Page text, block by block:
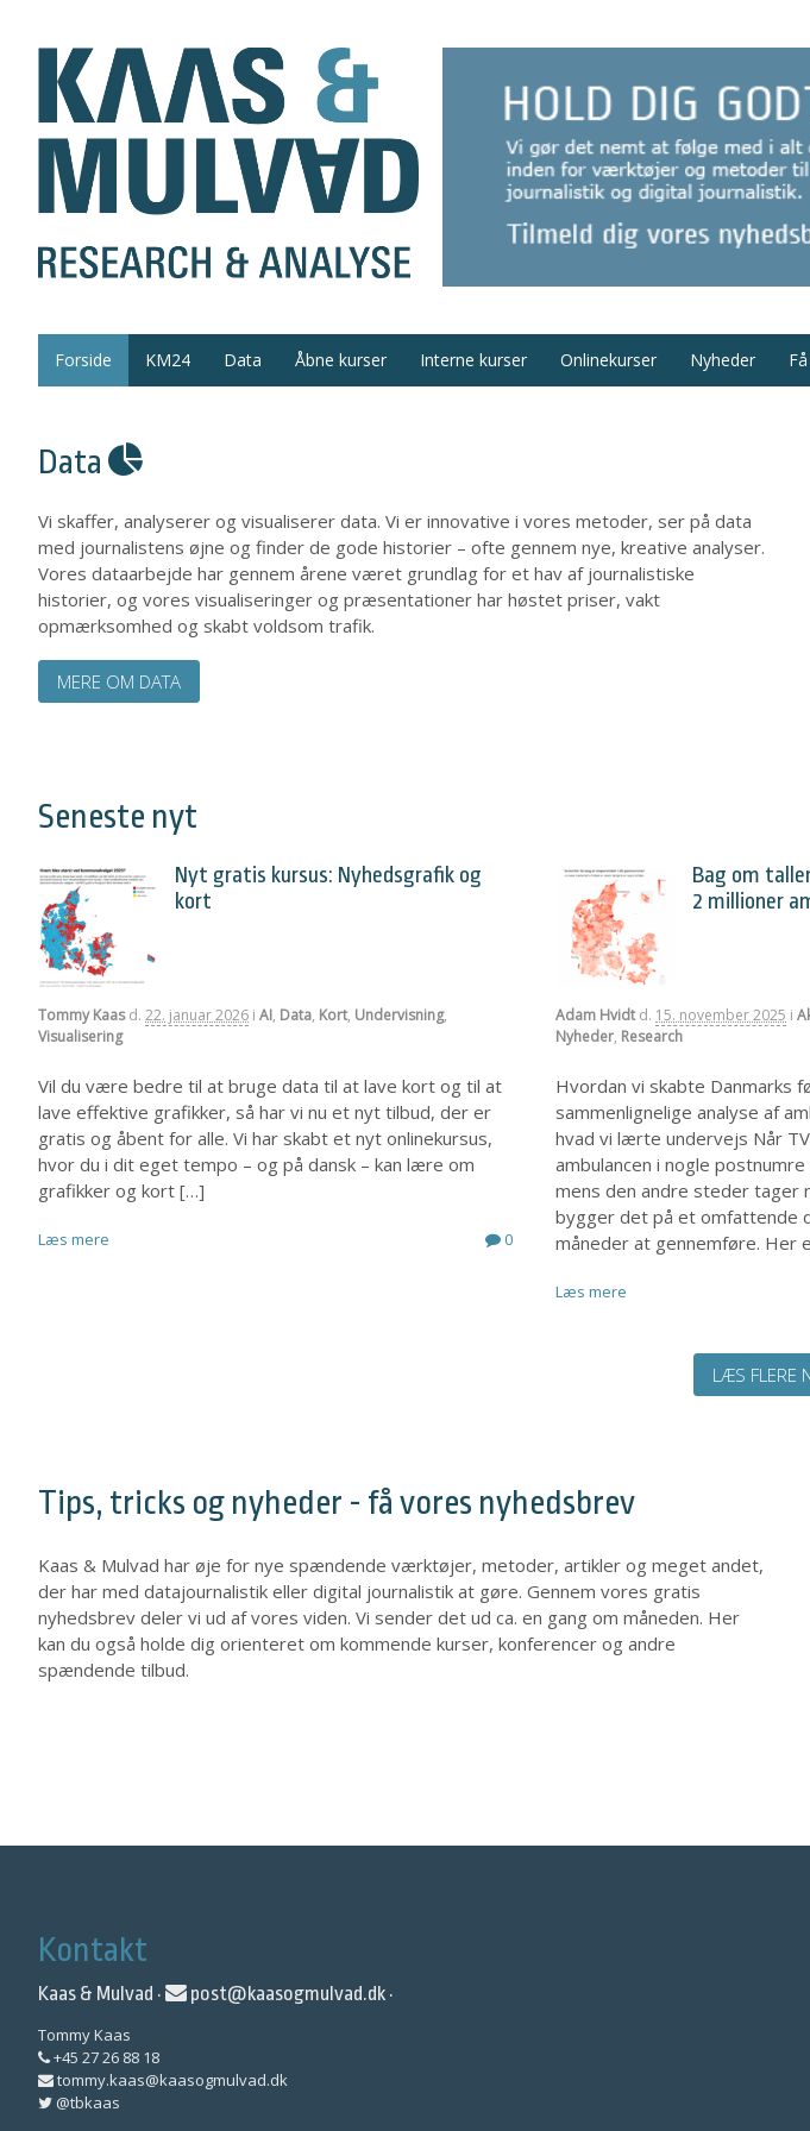
Forside KM24 Data Åbne kurser Interne kurser Onlinekurser Nyheder
Data
Vi skaffer, analyserer og visualiserer data. Vi er innovative i vores metoder, ser på data
med journalistens øjne og finder de gode historier – ofte gennem nye, kreative analyser.
Vores dataarbejde har gennem årene været grundlag for et hav af journalistiske
historier, og vores visualiseringer og præsentationer har høstet priser, vakt
opmærksomhed og skabt voldsom trafik.
MERE OM DATA
Seneste nyt
Nyt gratis kursus: Nyhedsgrafik og
kort
Tommy Kaas d. 22. januar 2026 i AI, Data, Kort, Undervisning,
Visualisering
Vil du være bedre til at bruge data til at lave kort og til at
lave effektive grafikker, så har vi nu et nyt tilbud, der er
gratis og åbent for alle. Vi har skabt et nyt onlinekursus,
hvor du i dit eget tempo – og på dansk – kan lære om
grafikker og kort […]
Læs mere 0
Bag om
2 millioner
Adam Hvidt d. 15. november 2025 i
Nyheder, Research
Hvordan vi skabte Danmarks
sammenlignelige analyse af
hvad vi lærte undervejs Når
ambulancen i nogle
mens den andre steder tager
bygger det på et omfattende
måneder at gennemføre. Her
Læs mere
LÆS FLERE
Tips, tricks og nyheder - få vores nyhedsbrev
Kaas & Mulvad har øje for nye spændende værktøjer, metoder, artikler og meget andet,
der har med datajournalistik eller digital journalistik at gøre. Gennem vores gratis
nyhedsbrev deler vi ud af vores viden. Vi sender det ud ca. en gang om måneden. Her
kan du også holde dig orienteret om kommende kurser, konferencer og andre
spændende tilbud.
Kontakt
Kaas & Mulvad · post@kaasogmulvad.dk ·
Tommy Kaas
+45 27 26 88 18
tommy.kaas@kaasogmulvad.dk
@tbkaas